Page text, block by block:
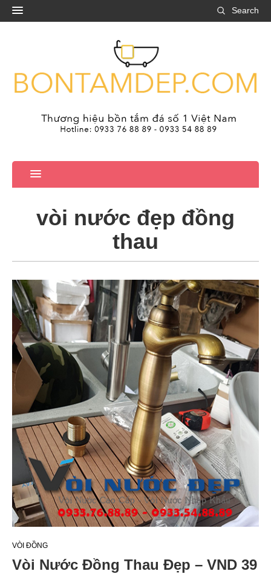
Search
vòi nước đẹp đồng
thau
VÒI ĐỒNG
Vòi Nước Đồng Thau Đẹp – VND 39